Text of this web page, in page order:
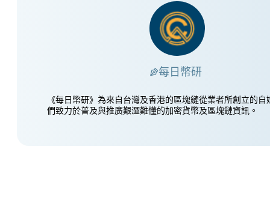
每日幣研
《每日幣研》為來自台灣及香港的區塊鏈從業者所創立的自
們致力於普及與推廣艱澀難懂的加密貨幣及區塊鏈資訊。